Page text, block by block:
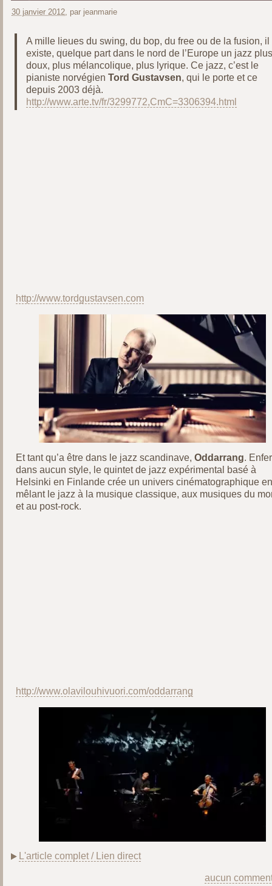
30 janvier 2012, par jeanmarie
A mille lieues du swing, du bop, du free ou de la fusion, il
existe, quelque part dans le nord de l’Europe un jazz plus
doux, plus mélancolique, plus lyrique. Ce jazz, c’est le
pianiste norvégien Tord Gustavsen, qui le porte et ce
depuis 2003 déjà.
http://www.arte.tv/fr/3299772,CmC=3306394.html
http://www.tordgustavsen.com
Et tant qu’a être dans le jazz scandinave, Oddarrang.
dans aucun style, le quintet de jazz expérimental basé à
Helsinki en Finlande crée un univers cinématographique en
mêlant le jazz à la musique classique, aux musiques du
et au post-rock.
http://www.olavilouhivuori.com/oddarrang
L'article complet / Lien direct
aucun